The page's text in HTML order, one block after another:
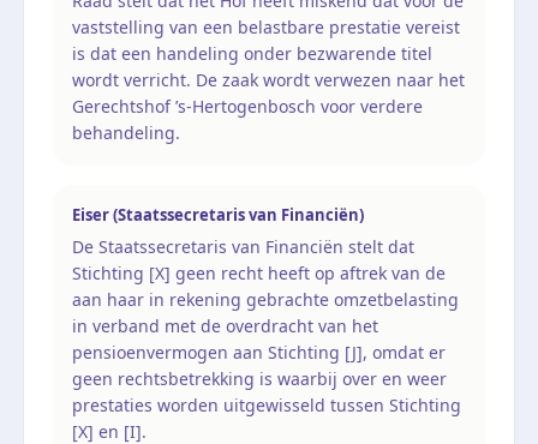
vaststelling van een belastbare prestatie vereist
is dat een handeling onder bezwarende titel
wordt verricht. De zaak wordt verwezen naar het
Gerechtshof ’s-Hertogenbosch voor verdere
behandeling.
Eiser (Staatssecretaris van Financiën)
De Staatssecretaris van Financiën stelt dat
Stichting [X] geen recht heeft op aftrek van de
aan haar in rekening gebrachte omzetbelasting
in verband met de overdracht van het
pensioenvermogen aan Stichting [J], omdat er
geen rechtsbetrekking is waarbij over en weer
prestaties worden uitgewisseld tussen Stichting
[X] en [I].